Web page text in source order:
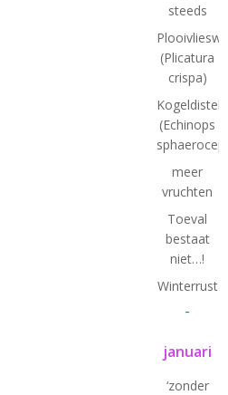
steeds
(Plicatura
crispa)
Kogeldistel
(Echinops
meer
vruchten
Toeval
bestaat
niet…!
Winterrust
-
januari
‘zonder